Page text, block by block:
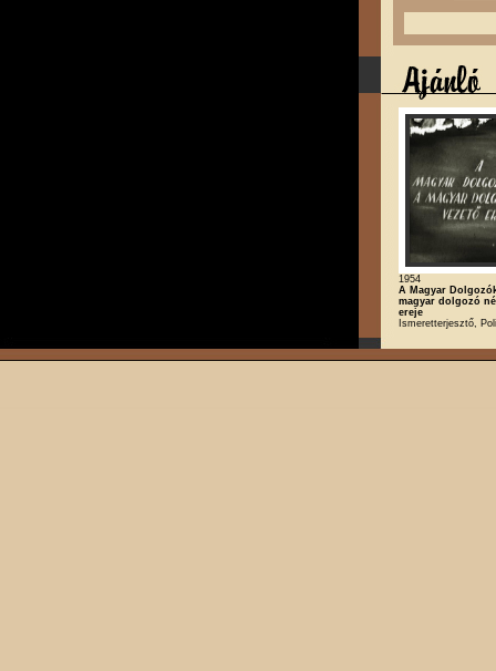
1954
A Magyar
magyar dolgozó
ereje
Ismeretterjesztő,